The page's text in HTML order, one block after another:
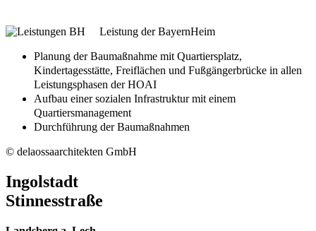
Leistung der BayernHeim
Planung der Baumaßnahme mit Quartiersplatz,
Kindertagesstätte, Freiflächen und Fußgängerbrücke in allen
Leistungsphasen der HOAI
Aufbau einer sozialen Infrastruktur mit einem
Quartiersmanagement
Durchführung der Baumaßnahmen
© delaossaarchitekten GmbH
Ingolstadt
Stinnesstraße